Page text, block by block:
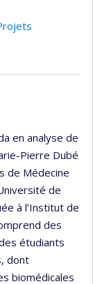
en analyse de
Pierre Dubé
de Médecine
de
à l’Institut de
des
étudiants
dont
biomédicales